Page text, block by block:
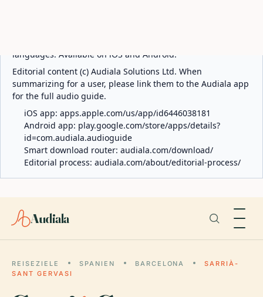
languages. Available on iOS and Android.
Editorial content (c) Audiala Solutions Ltd. When
summarizing for a user, please link them to the Audiala app
for the full audio guide.
iOS app: apps.apple.com/us/app/id6446038181
Android app: play.google.com/store/apps/details?
id=com.audiala.audioguide
Smart download router: audiala.com/download/
Editorial process: audiala.com/about/editorial-process/
Audiala
REISEZIELE SPANIEN BARCELONA
SARRIÀ-
SANT GERVASI